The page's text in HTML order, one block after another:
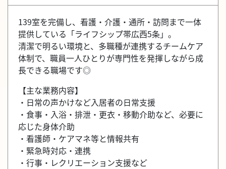
139室を完備し、看護・介護・通所・訪問まで一体
提供している「ライフシップ帯広西5条」。
清潔で明るい環境と、多職種が連携するチームケア
体制で、職員一人ひとりが専門性を発揮しながら成
長できる職場です◎
【主な業務内容】
・日常の声かけなど入居者の日常支援
・食事・入浴・排泄・更衣・移動介助など、必要に
応じた身体介助
・看護師・ケアマネ等と情報共有
・緊急時対応・連携
・行事・レクリエーション支援など